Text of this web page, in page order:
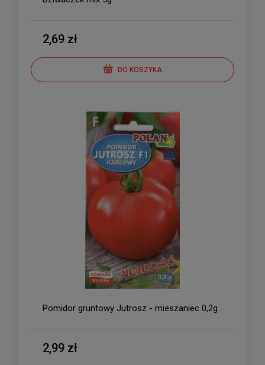
2,69 zł
DO KOSZYKA
Pomidor gruntowy Jutrosz - mieszaniec 0,2g
2,99 zł